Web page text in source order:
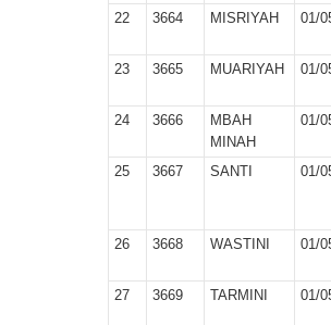
22
3664 MISRIYAH 01/
23
3665 MUARIYAH 01/
24
3666
MBAH
MINAH
01/
25
3667 SANTI 01/
26
3668 WASTINI 01/
27
3669 TARMINI 01/